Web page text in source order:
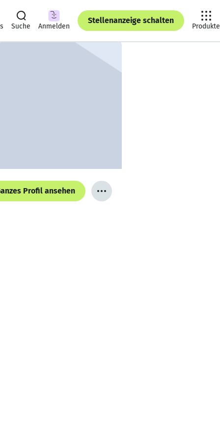
Suche Anmelden
Stellenanzeige schalten
Produkte
Profil ansehen